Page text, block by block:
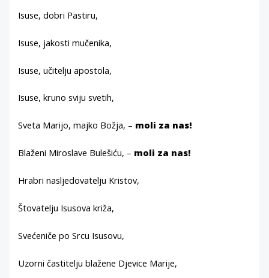
Isuse, dobri Pastiru,
Isuse, jakosti mučenika,
Isuse, učitelju apostola,
Isuse, kruno sviju svetih,
Sveta Marijo, majko Božja, – moli za nas!
Blaženi Miroslave Bulešiću, – moli za nas!
Hrabri nasljedovatelju Kristov,
Štovatelju Isusova križa,
Svećeniče po Srcu Isusovu,
Uzorni častitelju blažene Djevice Marije,